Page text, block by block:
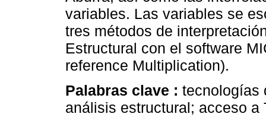
variables. Las variables se
tres métodos de
Estructural con el software
reference Multiplication).
Palabras clave : tecnologías
análisis estructural; acceso a